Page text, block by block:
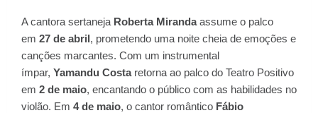
A cantora sertaneja Roberta Mirandaassume o palco
em 27 de abril, prometendo uma noite cheia de emoções e
canções marcantes. Com um instrumental
ímpar, Yamandu Costaretorna ao palco do Teatro Positivo
em 2 de maio, encantando o público com as habilidades no
violão. Em 4 de maio, o cantor romântico Fábio